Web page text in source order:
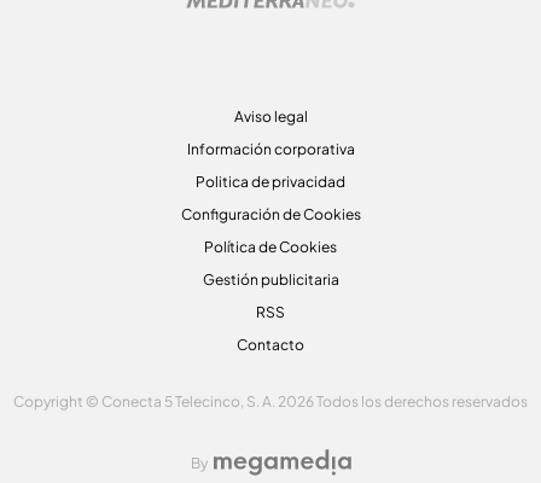
Aviso legal
Información corporativa
Politica de privacidad
Configuración de Cookies
Política de Cookies
Gestión publicitaria
RSS
Contacto
Copyright © Conecta 5 Telecinco, S. A. 2026 Todos los derechos reservados
By